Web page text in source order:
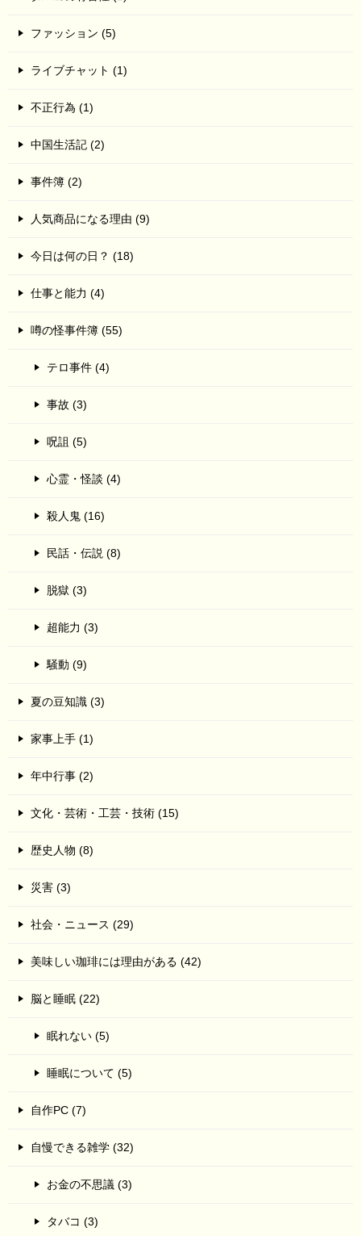
ファッション (5)
ライブチャット (1)
不正行為 (1)
中国生活記 (2)
事件簿 (2)
人気商品になる理由 (9)
今日は何の日？ (18)
仕事と能力 (4)
噂の怪事件簿 (55)
テロ事件 (4)
事故 (3)
呪詛 (5)
心霊・怪談 (4)
殺人鬼 (16)
民話・伝説 (8)
脱獄 (3)
超能力 (3)
騒動 (9)
夏の豆知識 (3)
家事上手 (1)
年中行事 (2)
文化・芸術・工芸・技術 (15)
歴史人物 (8)
災害 (3)
社会・ニュース (29)
美味しい珈琲には理由がある (42)
脳と睡眠 (22)
眠れない (5)
睡眠について (5)
自作PC (7)
自慢できる雑学 (32)
お金の不思議 (3)
タバコ (3)